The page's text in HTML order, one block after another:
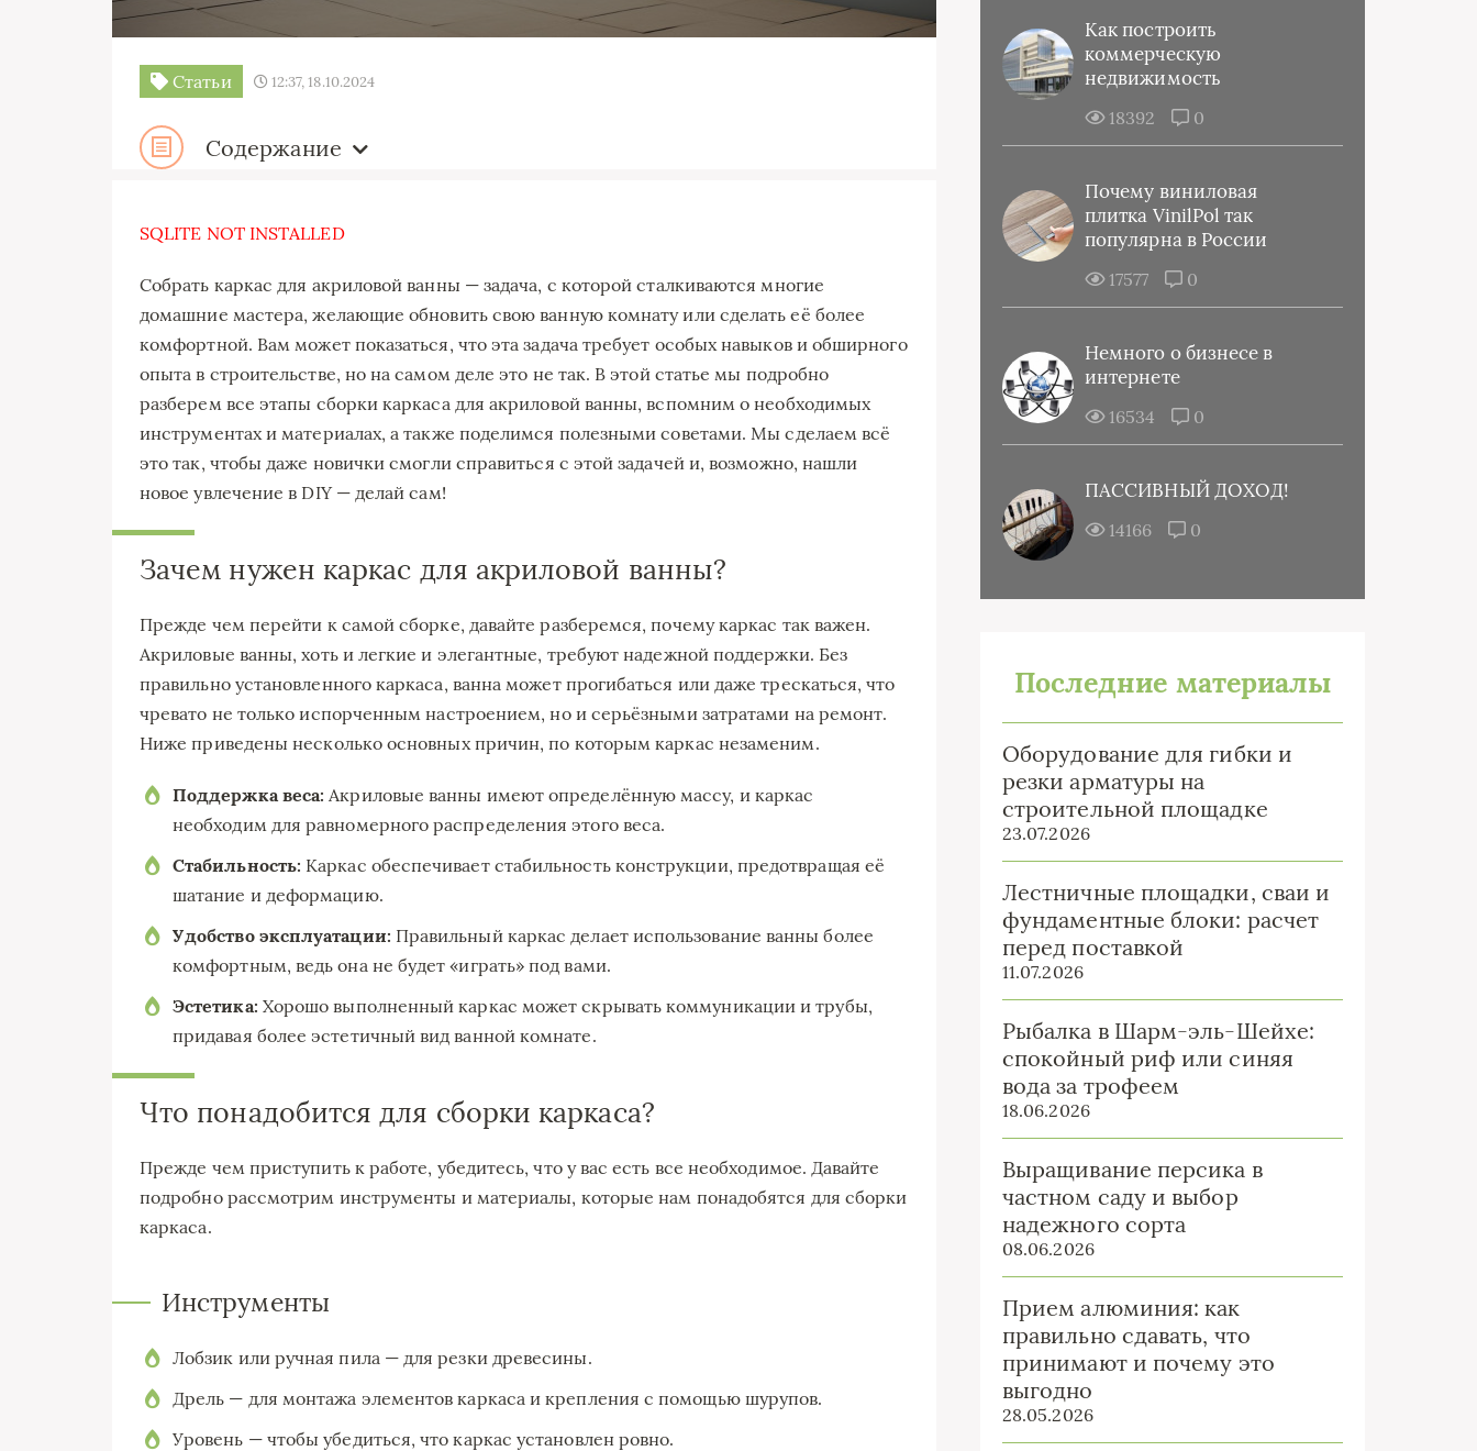
Статьи 12:37, 18.10.2024
Содержание
SQLITE NOT INSTALLED
Собрать каркас для акриловой ванны — задача, с которой сталкиваются многие
домашние мастера, желающие обновить свою ванную комнату или сделать её более
комфортной. Вам может показаться, что эта задача требует особых навыков и обширного
опыта в строительстве, но на самом деле это не так. В этой статье мы подробно
разберем все этапы сборки каркаса для акриловой ванны, вспомним о необходимых
инструментах и материалах, а также поделимся полезными советами. Мы сделаем всё
это так, чтобы даже новички смогли справиться с этой задачей и, возможно, нашли
новое увлечение в DIY — делай сам!
Зачем нужен каркас для акриловой ванны?
Прежде чем перейти к самой сборке, давайте разберемся, почему каркас так важен.
Акриловые ванны, хоть и легкие и элегантные, требуют надежной поддержки. Без
правильно установленного каркаса, ванна может прогибаться или даже трескаться, что
чревато не только испорченным настроением, но и серьёзными затратами на ремонт.
Ниже приведены несколько основных причин, по которым каркас незаменим.
Поддержка веса: Акриловые ванны имеют определённую массу, и каркас
необходим для равномерного распределения этого веса.
Стабильность: Каркас обеспечивает стабильность конструкции, предотвращая её
шатание и деформацию.
Удобство эксплуатации: Правильный каркас делает использование ванны более
комфортным, ведь она не будет «играть» под вами.
Эстетика: Хорошо выполненный каркас может скрывать коммуникации и трубы,
придавая более эстетичный вид ванной комнате.
Что понадобится для сборки каркаса?
Прежде чем приступить к работе, убедитесь, что у вас есть все необходимое. Давайте
подробно рассмотрим инструменты и материалы, которые нам понадобятся для сборки
каркаса.
Инструменты
Лобзик или ручная пила — для резки древесины.
Дрель — для монтажа элементов каркаса и крепления с помощью шурупов.
Уровень — чтобы убедиться, что каркас установлен ровно.
Как построить
коммерческую
недвижимость
18392 0
Почему виниловая
плитка VinilPol так
популярна в России
17577 0
Немного о бизнесе в
интернете
16534 0
ПАССИВНЫЙ ДОХОД!
14166 0
Последние материалы
Оборудование для гибки и
резки арматуры на
строительной площадке
23.07.2026
Лестничные площадки, сваи и
фундаментные блоки: расчет
перед поставкой
11.07.2026
Рыбалка в Шарм-эль-Шейхе:
спокойный риф или синяя
вода за трофеем
18.06.2026
Выращивание персика в
частном саду и выбор
надежного сорта
08.06.2026
Прием алюминия: как
правильно сдавать, что
принимают и почему это
выгодно
28.05.2026